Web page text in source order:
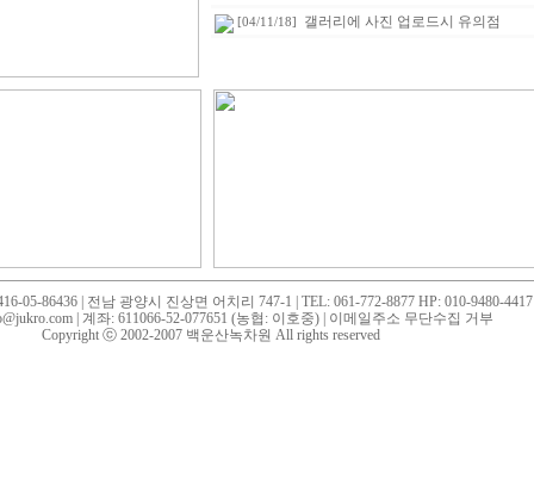
[04/11/18] 갤러리에 사진 업로드시 유의점
05-86436 | 전남 광양시 진상면 어치리 747-1 | TEL: 061-772-8877 HP: 010-9480-4417
| 계좌: 611066-52-077651 (농협: 이호중) |
이메일주소 무단수집 거부
Copyright ⓒ 2002-2007 백운산녹차원 All rights reserved